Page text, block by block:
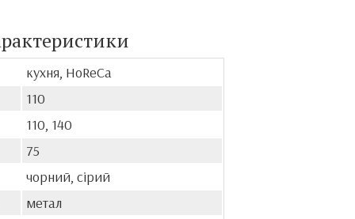
кухня, HoReCa
110
110, 140
75
чорний, сірий
метал